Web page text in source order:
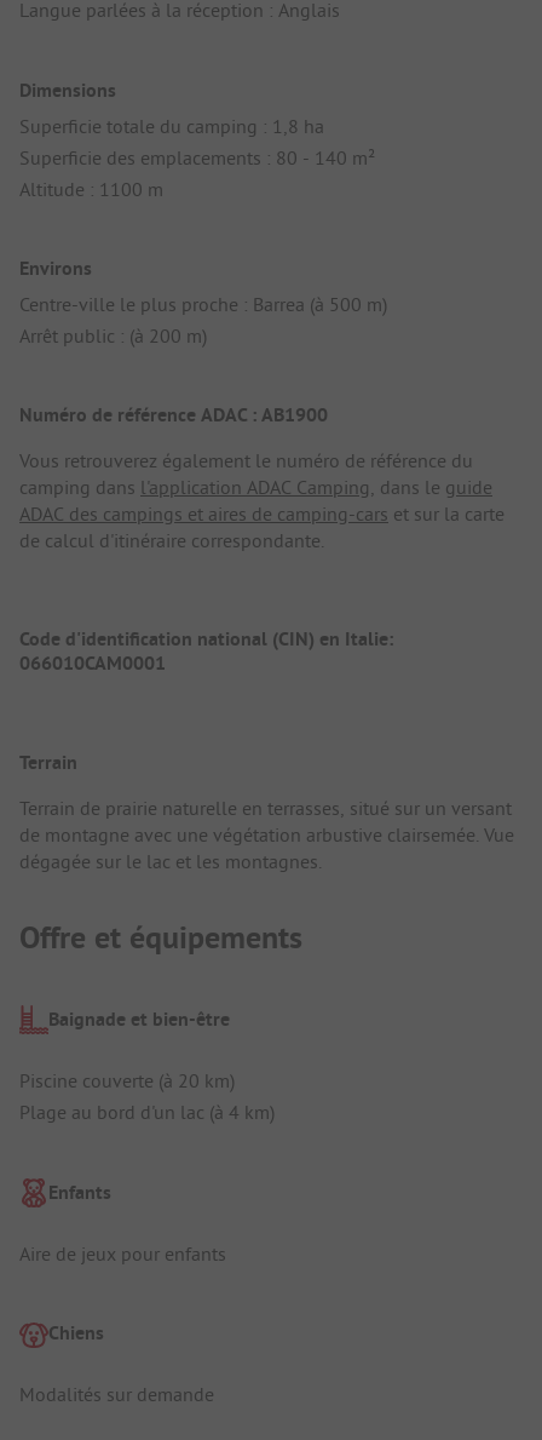
Langue parlées à la réception : Anglais
Dimensions
Superficie totale du camping : 1,8 ha
Superficie des emplacements : 80 - 140 m²
Altitude : 1100 m
Environs
Centre-ville le plus proche : Barrea (à 500 m)
Arrêt public : (à 200 m)
Numéro de référence ADAC : AB1900
Vous retrouverez également le numéro de référence du
camping dans l'application ADAC Camping, dans le guide
ADAC des campings et aires de camping-cars et sur la carte
de calcul d'itinéraire correspondante.
Code d'identification national (CIN) en Italie:
066010CAM0001
Terrain
Terrain de prairie naturelle en terrasses, situé sur un versant
de montagne avec une végétation arbustive clairsemée. Vue
dégagée sur le lac et les montagnes.
Offre et équipements
Baignade et bien-être
Piscine couverte (à 20 km)
Plage au bord d'un lac (à 4 km)
Enfants
Aire de jeux pour enfants
Chiens
Modalités sur demande